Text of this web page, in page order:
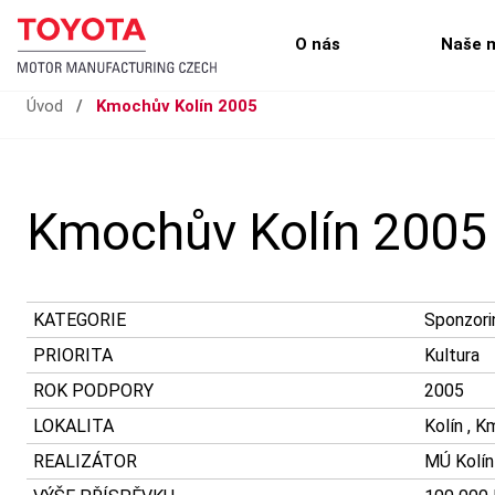
O nás Naše
Úvod / Kmochův Kolín 2005
Kmochův Kolín 2005
KATEGORIE
PRIORITA
Kultura
ROK PODPORY
2005
LOKALITA
Kolín ,
REALIZÁTOR
MÚ Kolín